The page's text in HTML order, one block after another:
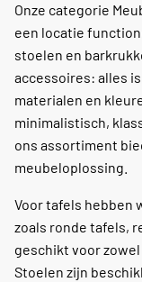
Onze categorie
een locatie
stoelen en
accessoires: alles
materialen en
minimalistisch,
ons assortiment
meubeloplossing.
Voor tafels hebben
zoals ronde tafels,
geschikt voor
Stoelen zijn